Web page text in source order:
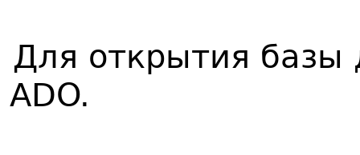
Для открытия базы
ADO.